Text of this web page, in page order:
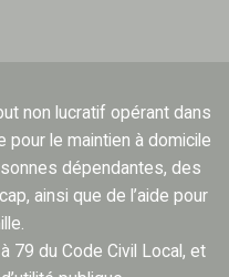
non lucratif opérant dans
pour le maintien à domicile
dépendantes, des
ainsi que de l’aide pour
79 du Code Civil Local, et